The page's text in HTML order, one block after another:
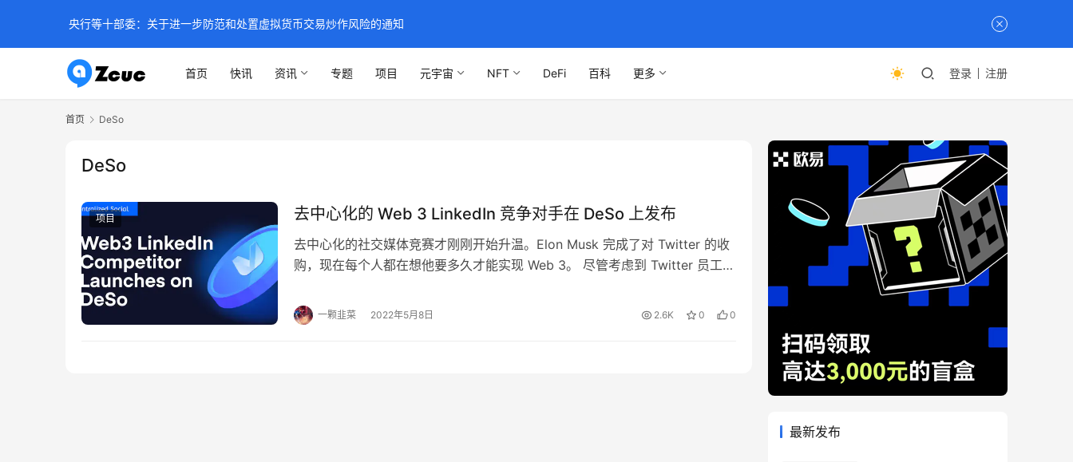
首页 快讯 资讯 专题 项目 元宇宙 NFT DeFi 百科 更多 登录 注册
首页 DeSo
DeSo
项目 去中心化的 Web 3 LinkedIn 竞争对手在 DeSo 上发布
去中心化的社交媒体竞赛才刚刚开始升温。Elon Musk 完成了对 Twitter 的收
购，现在每个人都在想他要多久才能实现 Web 3。 尽管考虑到 Twitter 员工的
心化社交媒体应用生态系统。 这些应用程序具有货币原生功能，创作者和企业
家可以立即开始赚钱。 Entre，在去中心化…
一颗韭菜 2022年5月8日 2.6K 0 0
最新发布
央行等十部委：关于进一步防范和处置虚拟货币交易炒作风险的通知